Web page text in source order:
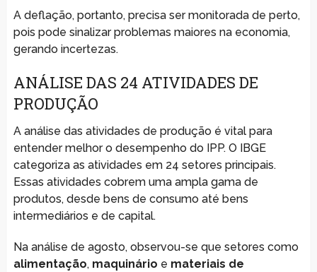
A deflação, portanto, precisa ser monitorada de perto,
pois pode sinalizar problemas maiores na economia,
gerando incertezas.
ANÁLISE DAS 24 ATIVIDADES DE
PRODUÇÃO
A análise das atividades de produção é vital para
entender melhor o desempenho do IPP. O IBGE
categoriza as atividades em 24 setores principais.
Essas atividades cobrem uma ampla gama de
produtos, desde bens de consumo até bens
intermediários e de capital.
Na análise de agosto, observou-se que setores como
alimentação, maquinário e materiais de